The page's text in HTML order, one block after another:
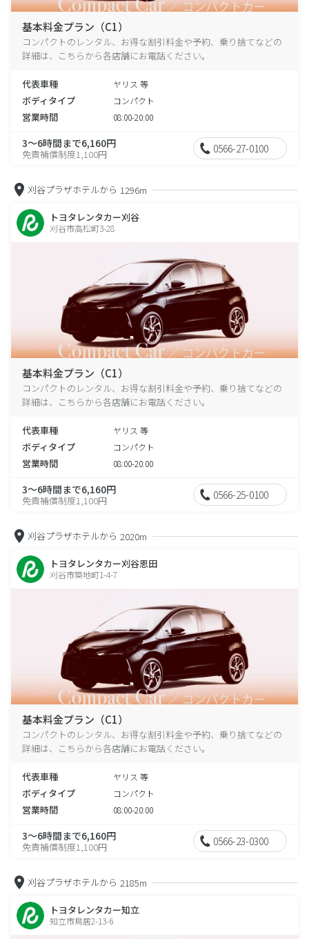
基本料金プラン（C1）
コンパクトのレンタル、お得な割引料金や予約、乗り捨てなどの
詳細は、こちらから各店舗にお電話ください。
代表車種 ヤリス 等
ボディタイプ コンパクト
営業時間 08:00-20:00
3～6時間まで6,160円
免責補償制度1,100円 0566-27-0100
刈谷プラザホテルから 1296m
トヨタレンタカー刈谷
刈谷市高松町3-28
基本料金プラン（C1）
コンパクトのレンタル、お得な割引料金や予約、乗り捨てなどの
詳細は、こちらから各店舗にお電話ください。
代表車種 ヤリス 等
ボディタイプ コンパクト
営業時間 08:00-20:00
3～6時間まで6,160円
免責補償制度1,100円 0566-25-0100
刈谷プラザホテルから 2020m
トヨタレンタカー刈谷恩田
刈谷市築地町1-4-7
基本料金プラン（C1）
コンパクトのレンタル、お得な割引料金や予約、乗り捨てなどの
詳細は、こちらから各店舗にお電話ください。
代表車種 ヤリス 等
ボディタイプ コンパクト
営業時間 08:00-20:00
3～6時間まで6,160円
免責補償制度1,100円 0566-23-0300
刈谷プラザホテルから 2185m
トヨタレンタカー知立
知立市鳥居2-13-6